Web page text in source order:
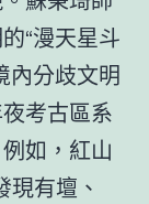
“漫天星斗
內分歧文明
考古區系
如，紅山
有壇、